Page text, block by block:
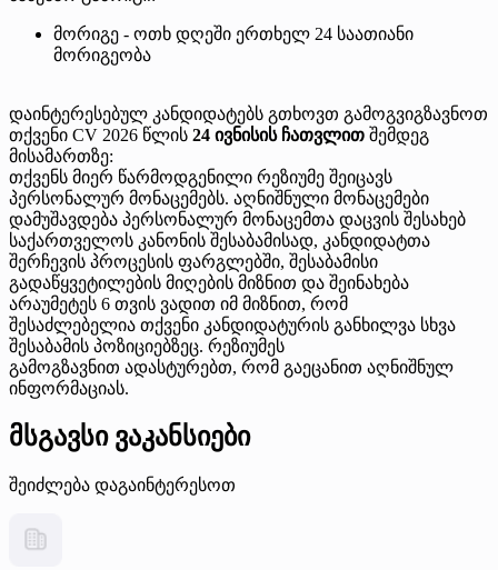
მორიგე - ოთხ დღეში ერთხელ 24 საათიანი
მორიგეობა
დაინტერესებულ კანდიდატებს გთხოვთ გამოგვიგზავნოთ
თქვენი CV 2026 წლის 24 ივნისის ჩათვლით შემდეგ
მისამართზე:
თქვენს მიერ წარმოდგენილი რეზიუმე შეიცავს
პერსონალურ მონაცემებს. აღნიშნული მონაცემები
დამუშავდება პერსონალურ მონაცემთა დაცვის შესახებ
საქართველოს კანონის შესაბამისად, კანდიდატთა
შერჩევის პროცესის ფარგლებში, შესაბამისი
გადაწყვეტილების მიღების მიზნით და შეინახება
არაუმეტეს 6 თვის ვადით იმ მიზნით, რომ
შესაძლებელია თქვენი კანდიდატურის განხილვა სხვა
შესაბამის პოზიციებზეც. რეზიუმეს
გამოგზავნით ადასტურებთ, რომ გაეცანით აღნიშნულ
ინფორმაციას.
მსგავსი ვაკანსიები
შეიძლება დაგაინტერესოთ